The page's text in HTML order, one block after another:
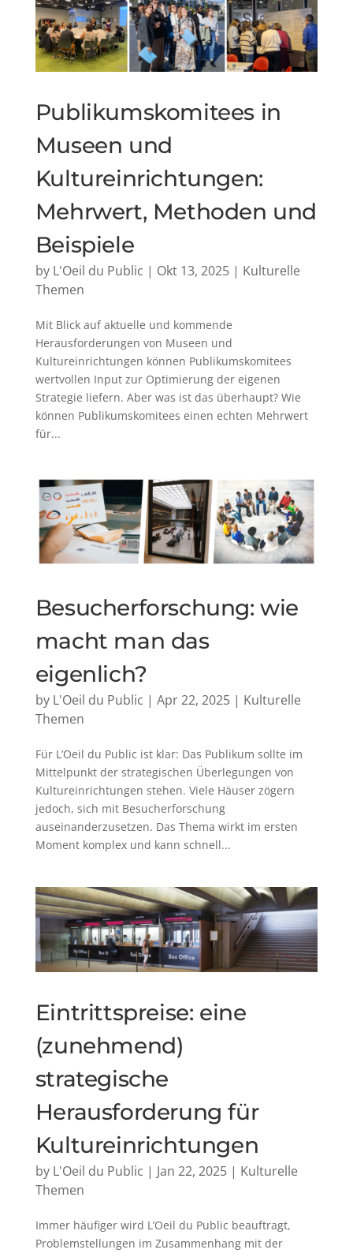
Publikumskomitees in
Museen und
Kultureinrichtungen:
Mehrwert, Methoden und
Beispiele
by L'Oeil du Public | Okt 13, 2025| Kulturelle
Themen
Mit Blick auf aktuelle und kommende
Herausforderungen von Museen und
Kultureinrichtungen können Publikumskomitees
wertvollen Input zur Optimierung der eigenen
Strategie liefern. Aber was ist das überhaupt? Wie
können Publikumskomitees einen echten Mehrwert
für...
Besucherforschung: wie
macht man das
eigenlich?
by L'Oeil du Public | Apr 22, 2025| Kulturelle
Themen
Für L’Oeil du Public ist klar: Das Publikum sollte im
Mittelpunkt der strategischen Überlegungen von
Kultureinrichtungen stehen. Viele Häuser zögern
jedoch, sich mit Besucherforschung
auseinanderzusetzen. Das Thema wirkt im ersten
Moment komplex und kann schnell...
Eintrittspreise: eine
(zunehmend)
strategische
Herausforderung für
Kultureinrichtungen
by L'Oeil du Public | Jan 22, 2025| Kulturelle
Themen
Immer häufiger wird L’Oeil du Public beauftragt,
Problemstellungen im Zusammenhang mit der